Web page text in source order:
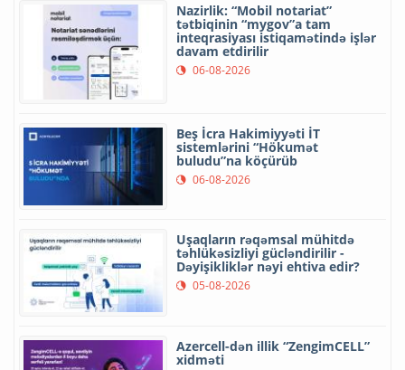
Nazirlik: “Mobil notariat”
tətbiqinin “mygov”a tam
inteqrasiyası istiqamətində işlər
davam etdirilir
06-08-2026
Beş İcra Hakimiyyəti İT
sistemlərini “Hökumət
buludu”na köçürüb
06-08-2026
Uşaqların rəqəmsal mühitdə
təhlükəsizliyi gücləndirilir -
Dəyişikliklər nəyi ehtiva edir?
05-08-2026
Azercell-dən illik “ZengimCELL”
xidməti